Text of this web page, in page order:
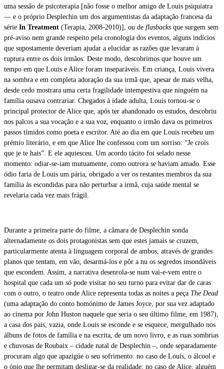
uma sessão de psicoterapia [não fosse o melhor amigo de Louis psiquiatra
— e o próprio Desplechin um dos argumentistas da adaptação francesa da
série In Treatment (Terapia, 2008-2010)], ou de flasbacks que surgem sem
pré-aviso nem grande respeito pela cronologia dos eventos, alguns indícios
que supostamente deveriam ajudar a elucidar as razões que levaram à
ruptura entre os dois irmãos. Deste modo, descobrimos que houve um
tempo em que Louis e Alice foram inseparáveis. Em criança, Louis vivera
na sombra e em completa adoração da sua irmã que, apesar de mais velha,
desde cedo mostrara uma certa fragilidade intempestiva que ninguém na
família ousava contrariar. Chegados à idade adulta, Louis tornou-se o
principal protector de Alice que, após ter abandonado os estudos, descobriu
nos palcos a sua vocação e a sua voz, enquanto o irmão dava os primeiros
passos tímidos como poeta e escritor. Até ao dia em que Louis recebeu um
prémio literário, e em que Alice lhe confessou com um sorriso: “Je crois
que je te hais”. E ele aquiesceu. Um acordo tácito foi selado nesse
momento: odiar-se-iam mutuamente, como outrora se haviam amado. Esse
ódio faria de Louis um pária, obrigado a ver os restantes membros da sua
família às escondidas para não perturbar a irmã, cuja saúde mental se
revelaria cada vez mais frágil.
Durante a primeira parte do filme, a câmara de Desplechin sonda
alternadamente os dois protagonistas sem que estes jamais se cruzem,
particularmente atenta à linguagem corporal de ambos, através de grandes
planos que tentam, em vão, desarmá-los e pôr a nu os segredos insondáveis
que escondem. Assim, a narrativa desenrola-se num vai-e-vem entre o
hospital que cada um só pode visitar no seu turno para evitar dar de caras
com o outro, o teatro onde Alice representa todas as noites a peça The Dead
(uma adaptação do conto homónimo de James Joyce, por sua vez adaptado
ao cinema por John Huston naquele que seria o seu último filme, em 1987),
a casa dos pais, vazia, onde Louis se esconde e se esquece, mergulhado nos
álbuns de fotos de família e na escrita, de um novo livro, e as ruas sombrias
e chuvosas de Roubaix – cidade natal de Desplechin –, onde separadamente
procuram algo que apazigúe o seu sofrimento: no caso de Louis, o álcool e
o ópio que lhe permitam desligar-se da realidade; no caso de Alice, alguém